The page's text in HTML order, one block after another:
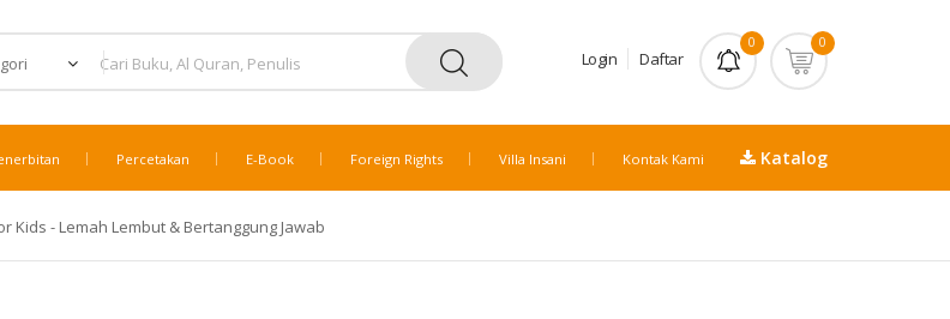
Login Daftar
0 0
Percetakan E-Book Foreign Rights Villa Insani Kontak Kami Katalog
Kids - Lemah Lembut & Bertanggung Jawab